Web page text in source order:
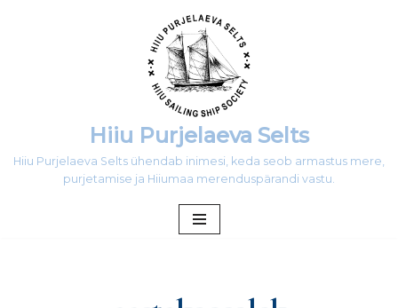
Hiiu Purjelaeva Selts
Hiiu Purjelaeva Selts ühendab inimesi, keda seob armastus mere,
purjetamise ja Hiiumaa merenduspärandi vastu.